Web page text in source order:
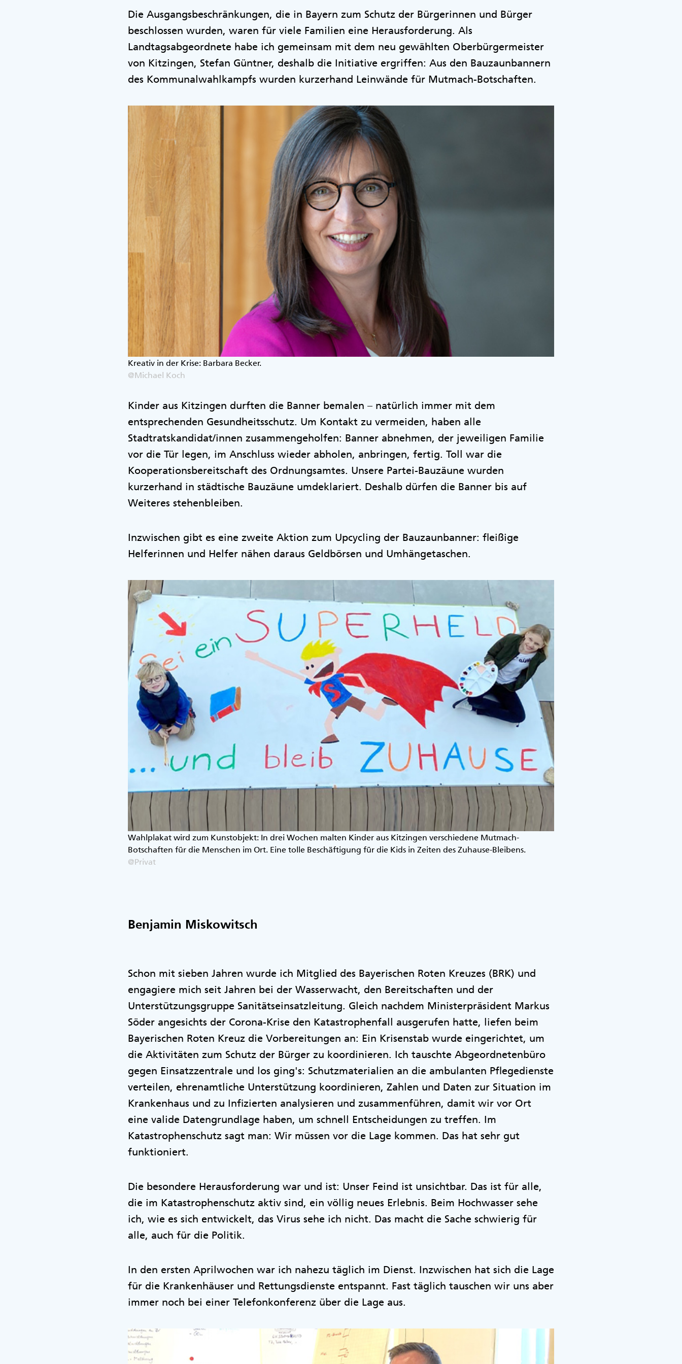
Die Ausgangsbeschränkungen, die in Bayern zum Schutz der Bürgerinnen und Bürger
beschlossen wurden, waren für viele Familien eine Herausforderung. Als
Landtagsabgeordnete habe ich gemeinsam mit dem neu gewählten Oberbürgermeister
von Kitzingen, Stefan Güntner, deshalb die Initiative ergriffen: Aus den Bauzaunbannern
des Kommunalwahlkampfs wurden kurzerhand Leinwände für Mutmach-Botschaften.
Kreativ in der Krise: Barbara Becker.
@Michael Koch
Kinder aus Kitzingen durften die Banner bemalen – natürlich immer mit dem
entsprechenden Gesundheitsschutz. Um Kontakt zu vermeiden, haben alle
Stadtratskandidat/innen zusammengeholfen: Banner abnehmen, der jeweiligen Familie
vor die Tür legen, im Anschluss wieder abholen, anbringen, fertig. Toll war die
Kooperationsbereitschaft des Ordnungsamtes. Unsere Partei-Bauzäune wurden
kurzerhand in städtische Bauzäune umdeklariert. Deshalb dürfen die Banner bis auf
Weiteres stehenbleiben.
Inzwischen gibt es eine zweite Aktion zum Upcycling der Bauzaunbanner: fleißige
Helferinnen und Helfer nähen daraus Geldbörsen und Umhängetaschen.
Wahlplakat wird zum Kunstobjekt: In drei Wochen malten Kinder aus Kitzingen verschiedene Mutmach-
Botschaften für die Menschen im Ort. Eine tolle Beschäftigung für die Kids in Zeiten des Zuhause-Bleibens.
@Privat
Benjamin Miskowitsch
Schon mit sieben Jahren wurde ich Mitglied des Bayerischen Roten Kreuzes (BRK) und
engagiere mich seit Jahren bei der Wasserwacht, den Bereitschaften und der
Unterstützungsgruppe Sanitätseinsatzleitung. Gleich nachdem Ministerpräsident Markus
Söder angesichts der Corona-Krise den Katastrophenfall ausgerufen hatte, liefen beim
Bayerischen Roten Kreuz die Vorbereitungen an: Ein Krisenstab wurde eingerichtet, um
die Aktivitäten zum Schutz der Bürger zu koordinieren. Ich tauschte Abgeordnetenbüro
gegen Einsatzzentrale und los ging's: Schutzmaterialien an die ambulanten Pflegedienste
verteilen, ehrenamtliche Unterstützung koordinieren, Zahlen und Daten zur Situation im
Krankenhaus und zu Infizierten analysieren und zusammenführen, damit wir vor Ort
eine valide Datengrundlage haben, um schnell Entscheidungen zu treffen. Im
Katastrophenschutz sagt man: Wir müssen vor die Lage kommen. Das hat sehr gut
funktioniert.
Die besondere Herausforderung war und ist: Unser Feind ist unsichtbar. Das ist für alle,
die im Katastrophenschutz aktiv sind, ein völlig neues Erlebnis. Beim Hochwasser sehe
ich, wie es sich entwickelt, das Virus sehe ich nicht. Das macht die Sache schwierig für
alle, auch für die Politik.
In den ersten Aprilwochen war ich nahezu täglich im Dienst. Inzwischen hat sich die Lage
für die Krankenhäuser und Rettungsdienste entspannt. Fast täglich tauschen wir uns aber
immer noch bei einer Telefonkonferenz über die Lage aus.